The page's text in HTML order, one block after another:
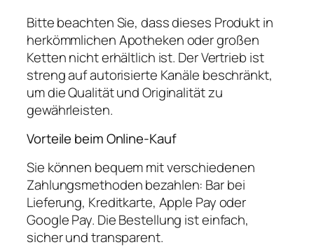
Bitte beachten Sie, dass dieses Produkt in
herkömmlichen Apotheken oder großen
Ketten nicht erhältlich ist. Der Vertrieb ist
streng auf autorisierte Kanäle beschränkt,
um die Qualität und Originalität zu
gewährleisten.
Vorteile beim Online-Kauf
Sie können bequem mit verschiedenen
Zahlungsmethoden bezahlen: Bar bei
Lieferung, Kreditkarte, Apple Pay oder
Google Pay. Die Bestellung ist einfach,
sicher und transparent.